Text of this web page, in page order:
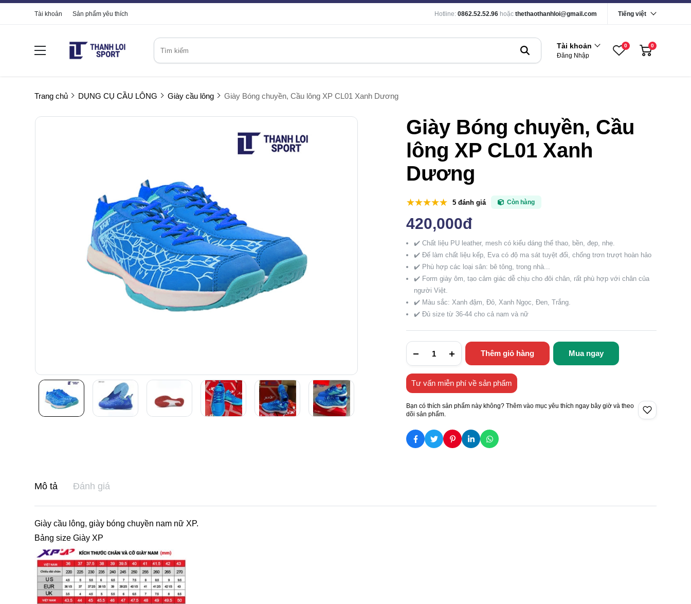
Tài khoản Sản phẩm yêu thích Hotline: 0862.52.52.96 hoặc thethaothanhloi@gmail.com Tiếng việt
Tài khoản
Đăng Nhập
0 0
Trang chủ DỤNG CỤ CẦU LÔNG Giày cầu lông Giày Bóng chuyền, Cầu lông XP CL01 Xanh Dương
Giày Bóng chuyền, Cầu
lông XP CL01 Xanh
Dương
5 đánh giá Còn hàng
420,000đ
✔️ Chất liệu PU leather, mesh có kiểu dáng thể thao, bền, đẹp, nhẹ.
✔️ Đế làm chất liệu kếp, Eva có độ ma sát tuyệt đối, chống trơn trượt hoàn hảo
✔️ Phù hợp các loại sân: bê tông, trong nhà...
✔️ Form giày ôm, tạo cảm giác dễ chịu cho đôi chân, rất phù hợp với chân của
người Việt.
✔️ Màu sắc: Xanh đậm, Đỏ, Xanh Ngọc, Đen, Trắng.
✔️ Đủ size từ 36-44 cho cả nam và nữ
Thêm giỏ hàng Mua ngay
Tư vấn miễn phí về sản phẩm
Bạn có thích sản phẩm này không? Thêm vào mục yêu thích ngay bây giờ và theo
dõi sản phẩm.
Mô tả Đánh giá
Giày cầu lông, giày bóng chuyền nam nữ XP.
Bảng size Giày XP